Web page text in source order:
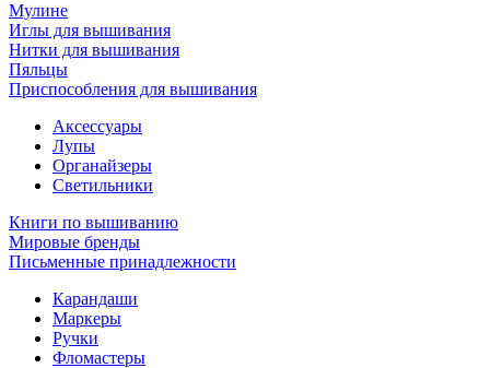
Мулине
Иглы для вышивания
Нитки для вышивания
Пяльцы
Приспособления для вышивания
Аксессуары
Лупы
Органайзеры
Светильники
Книги по вышиванию
Мировые бренды
Письменные принадлежности
Карандаши
Маркеры
Ручки
Фломастеры